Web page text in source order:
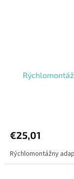
€25,01
Rýchlomontážny